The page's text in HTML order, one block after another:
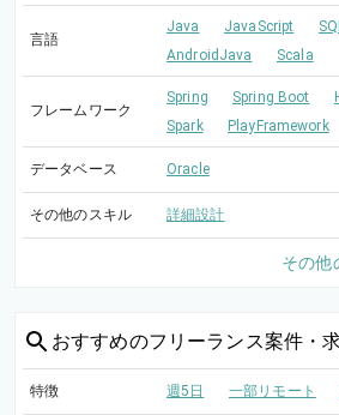
言語
Java JavaScript
AndroidJava
Scala
フレームワーク
Spring Spring Boot
Spark
PlayFramework
データベース Oracle
その他のスキル 詳細設計
その他
おすすめのフリーランス案件・
特徴 週5日 一部リモート